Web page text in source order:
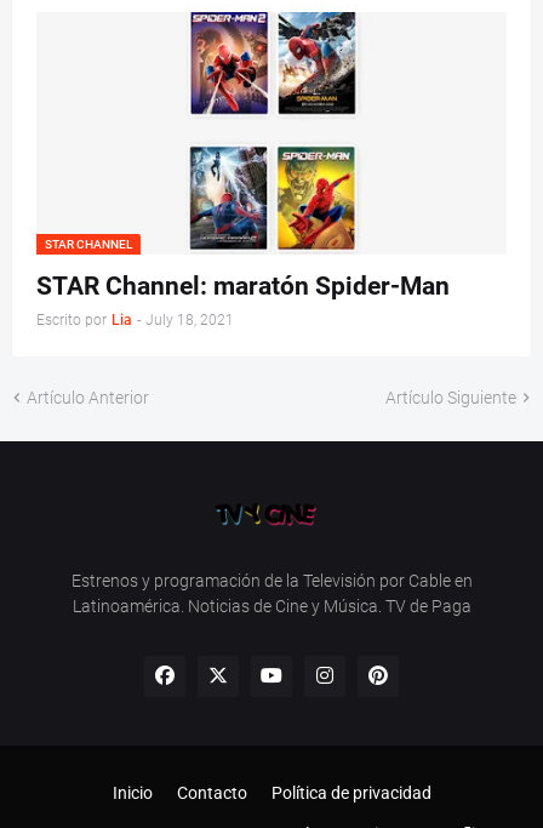
STAR CHANNEL
STAR Channel: maratón Spider-Man
Escrito por Lia - July 18, 2021
Artículo Anterior Artículo Siguiente
Estrenos y programación de la Televisión por Cable en
Latinoamérica. Noticias de Cine y Música. TV de Paga
Inicio Contacto Política de privacidad